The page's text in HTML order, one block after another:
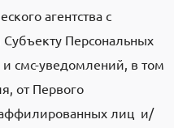
агентства с
Персональных
смс-уведомлений, в том
от Первого
аффилированных лиц и/